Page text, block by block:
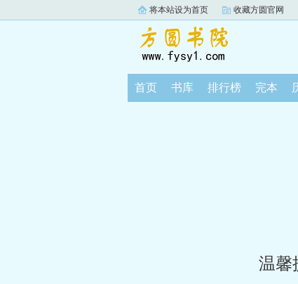
将本站设为首页 收藏方圆官网
首页 书库 排行榜 完本
温馨